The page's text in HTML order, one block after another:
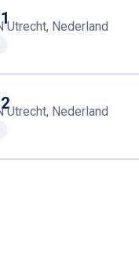
Utrecht, Nederland
Utrecht, Nederland